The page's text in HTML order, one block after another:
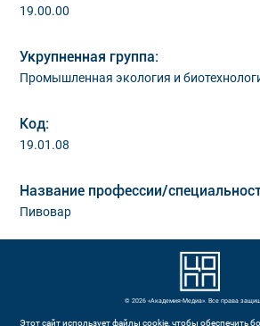
19.00.00
Укрупненная группа:
Промышленная экология и
Код:
19.01.08
Название профессии/
Пивовар
© 2026 «Академия-Медиа». Все права
Этот сайт использует файлы cookie, чтобы обеспечить